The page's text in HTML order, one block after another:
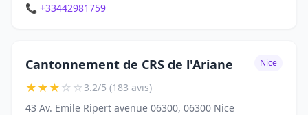
📞 +33442981759
Cantonnement de CRS de l'Ariane Nice
★★★☆☆3.2/5 (183 avis)
43 Av. Emile Ripert avenue 06300, 06300 Nice